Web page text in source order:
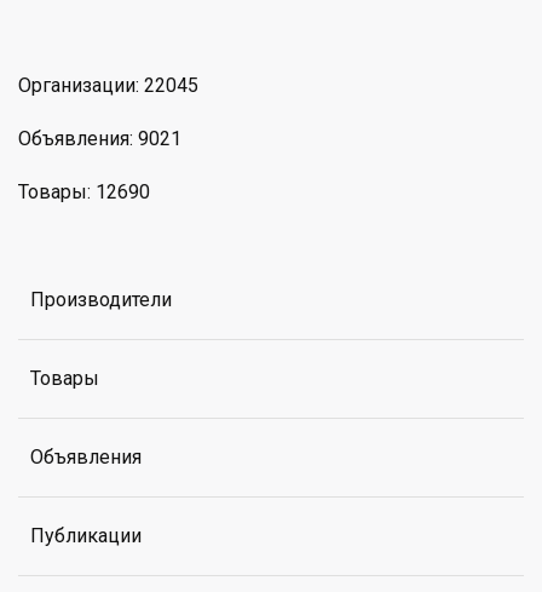
Организации: 22045
Объявления: 9021
Товары: 12690
Производители
Товары
Объявления
Публикации